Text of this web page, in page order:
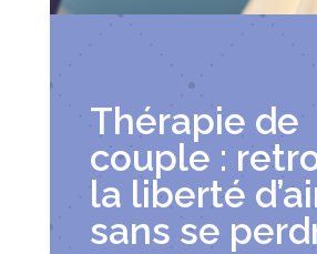
Thérapie de
couple :
la liberté
sans se